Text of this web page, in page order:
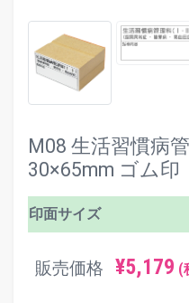
M08 生活習慣病
30×65mm ゴム印
印面サイズ
販売価格 ¥5,179 (